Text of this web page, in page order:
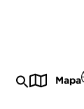
Mapa